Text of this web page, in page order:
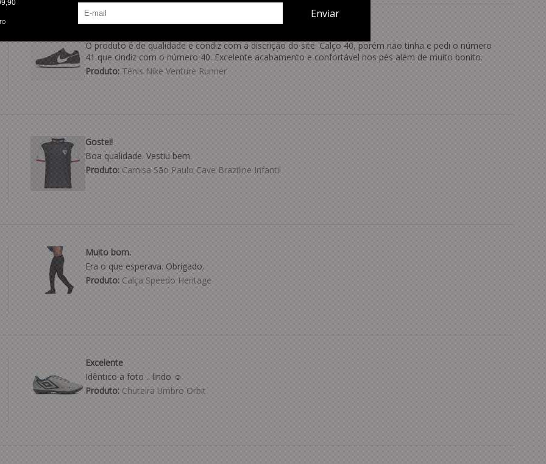
O produto é de qualidade e condiz com a discrição do site. Calço 40, porém não tinha e pedi o número
41 que cindiz com o número 40. Excelente acabamento e confortável nos pés além de muito bonito.
Produto:Tênis Nike Venture Runner
Gostei!
Boa qualidade. Vestiu bem.
Produto:Camisa São Paulo Cave Braziline Infantil
Muito bom.
Era o que esperava. Obrigado.
Produto:Calça Speedo Heritage
Excelente
Idêntico a foto .. lindo ☺️
Produto:Chuteira Umbro Orbit